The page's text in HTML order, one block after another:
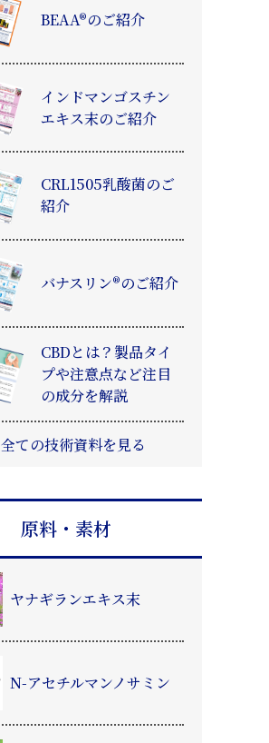
BEAA®のご紹介
インドマンゴスチン
エキス末のご紹介
CRL1505乳酸菌のご
紹介
バナスリン®のご紹介
CBDとは？製品タイ
プや注意点など注目
の成分を解説
全ての技術資料を見る
原料・素材
ヤナギランエキス末
N-アセチルマンノサミン